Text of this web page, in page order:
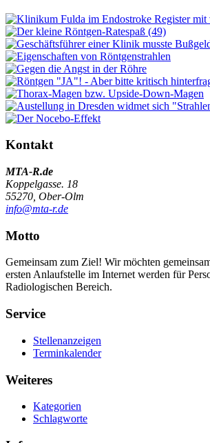
Kontakt
MTA-R.de
Koppelgasse. 18
55270, Ober-Olm
info@mta-r.de
Motto
Gemeinsam zum Ziel! Wir möchten
ersten Anlaufstelle im Internet werden für
Radiologischen Bereich.
Service
Stellenanzeigen
Terminkalender
Weiteres
Kategorien
Schlagworte